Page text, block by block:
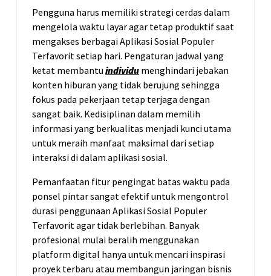
Pengguna harus memiliki strategi cerdas dalam
mengelola waktu layar agar tetap produktif saat
mengakses berbagai Aplikasi Sosial Populer
Terfavorit setiap hari. Pengaturan jadwal yang
ketat membantu individu menghindari jebakan
konten hiburan yang tidak berujung sehingga
fokus pada pekerjaan tetap terjaga dengan
sangat baik. Kedisiplinan dalam memilih
informasi yang berkualitas menjadi kunci utama
untuk meraih manfaat maksimal dari setiap
interaksi di dalam aplikasi sosial.
Pemanfaatan fitur pengingat batas waktu pada
ponsel pintar sangat efektif untuk mengontrol
durasi penggunaan Aplikasi Sosial Populer
Terfavorit agar tidak berlebihan. Banyak
profesional mulai beralih menggunakan
platform digital hanya untuk mencari inspirasi
proyek terbaru atau membangun jaringan bisnis